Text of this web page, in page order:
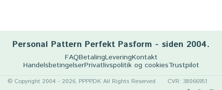
Personal Pattern Perfekt Pasform - siden 2004.
FAQBetalingLeveringKontakt
HandelsbetingelserPrivatlivspolitik og cookiesTrustpilot
© Copyright 2004 - 2026, PPPP.DK All Rights Reserved CVR: 38066951